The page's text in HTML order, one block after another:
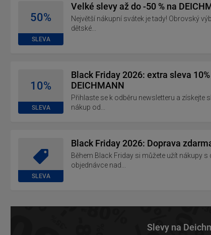
50%
SLEVA
Velké slevy až do -50 % na
Největší nákupní svátek je tady! Obrovský
dětské...
10%
SLEVA
Black Friday 2026: extra sleva
DEICHMANN
Přihlaste se k odběru newsletteru a získejte
nákup od...
SLEVA
Black Friday 2026: Doprava
Během Black Friday si můžete užít nákupy
objednávce nad...
Slevy na